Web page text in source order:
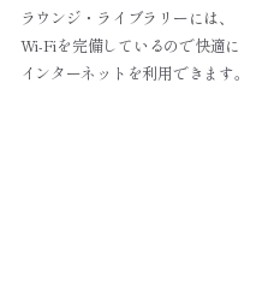
ラウンジ・ライブラリーには、
Wi-Fiを完備しているので快適に
インターネットを利用できます。